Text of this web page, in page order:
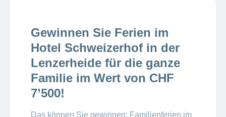
Gewinnen Sie Ferien im
Hotel Schweizerhof in der
Lenzerheide für die ganze
Familie im Wert von CHF
7’500!
Das können Sie gewinnen: Familienferien im